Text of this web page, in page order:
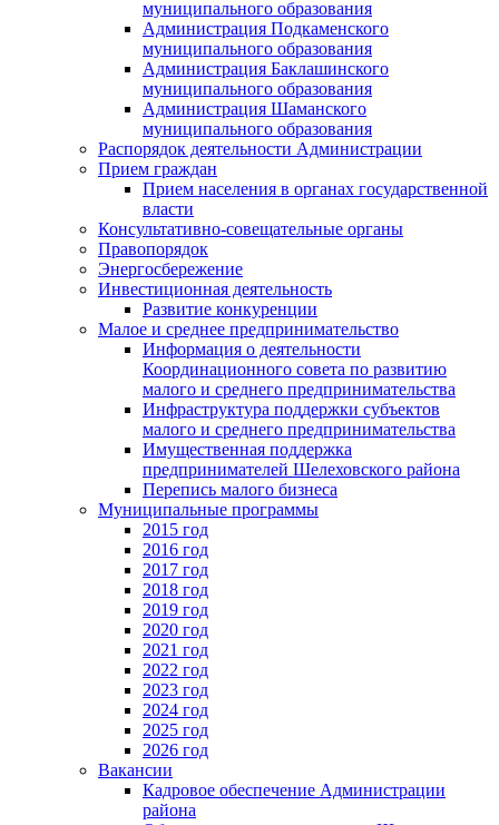
муниципального образования
Администрация Подкаменского
муниципального образования
Администрация Баклашинского
муниципального образования
Администрация Шаманского
муниципального образования
Распорядок деятельности Администрации
Прием граждан
Прием населения в органах государственной
власти
Консультативно-совещательные органы
Правопорядок
Энергосбережение
Инвестиционная деятельность
Развитие конкуренции
Малое и среднее предпринимательство
Информация о деятельности
Координационного совета по развитию
малого и среднего предпринимательства
Инфраструктура поддержки субъектов
малого и среднего предпринимательства
Имущественная поддержка
предпринимателей Шелеховского района
Перепись малого бизнеса
Муниципальные программы
2015 год
2016 год
2017 год
2018 год
2019 год
2020 год
2021 год
2022 год
2023 год
2024 год
2025 год
2026 год
Вакансии
Кадровое обеспечение Администрации
района